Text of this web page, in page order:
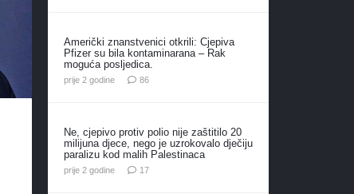
Američki znanstvenici otkrili: Cjepiva
Pfizer su bila kontaminarana – Rak
moguća posljedica.
prije 2 godine 86komentara
Ne, cjepivo protiv polio nije zaštitilo 20
milijuna djece, nego je uzrokovalo dječiju
paralizu kod malih Palestinaca
prije 2 godine 17komentara